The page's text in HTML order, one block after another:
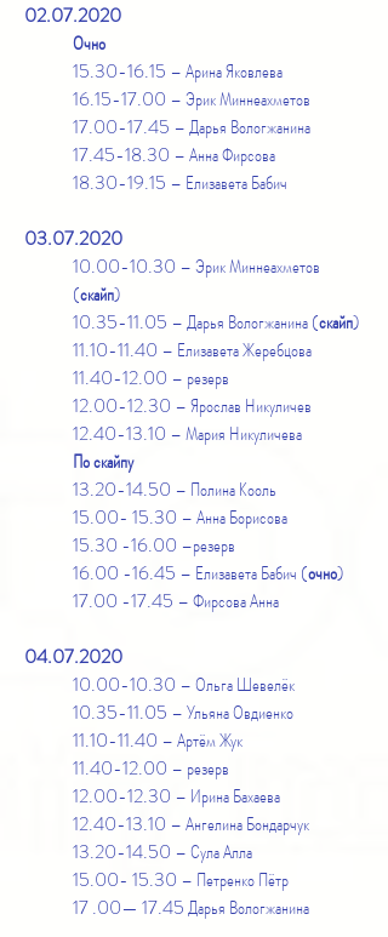
02.07.2020
Очно
15.30-16.15 – Арина Яковлева
16.15-17.00 – Эрик Миннеахметов
17.00-17.45 – Дарья Вологжанина
17.45-18.30 – Анна Фирсова
18.30-19.15 – Елизавета Бабич
03.07.2020
10.00-10.30 – Эрик Миннеахметов
(скайп)
10.35-11.05 – Дарья Вологжанина (скайп)
11.10-11.40 – Елизавета Жеребцова
11.40-12.00 – резерв
12.00-12.30 – Ярослав Никуличев
12.40-13.10 – Мария Никуличева
По скайпу
13.20-14.50 – Полина Кооль
15.00- 15.30 – Анна Борисова
15.30 -16.00 –резерв
16.00 -16.45 – Елизавета Бабич (очно)
17.00 -17.45 – Фирсова Анна
04.07.2020
10.00-10.30 – Ольга Шевелёк
10.35-11.05 – Ульяна Овдиенко
11.10-11.40 – Артём Жук
11.40-12.00 – резерв
12.00-12.30 – Ирина Бахаева
12.40-13.10 – Ангелина Бондарчук
13.20-14.50 – Сула Алла
15.00- 15.30 – Петренко Пётр
17 .00— 17.45 Дарья Вологжанина